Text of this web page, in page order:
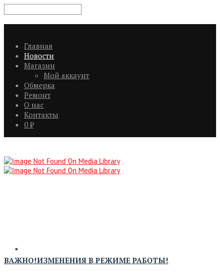
Главная
Новости
Магазин
Мой аккаунт
Обмерка
Ремонт
О нас
Контакты
0 ₽
ВАЖНО!ИЗМЕНЕНИЯ В РЕЖИМЕ РАБОТЫ!